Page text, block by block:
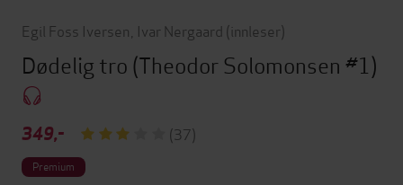
Egil Foss Iversen Ivar Nergaard (innleser)
Dødelig tro (Theodor Solomonsen #1)
349,- (37)
Premium